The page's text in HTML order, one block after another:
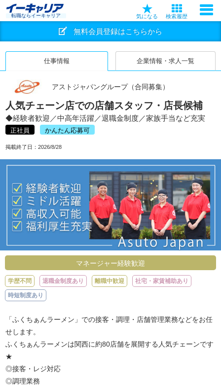
転職ならイーキャリア 気になる 検索履歴
無料会員登録はこちらから
仕事情報 企業情報・求人一覧
アストジャパングループ（合同募集）
人気チェーン店での店舗スタッフ・店長候補
◆経験者歓迎／中高年活躍／退職金制度／家族手当など充実
正社員 かんたん応募可
掲載終了日： 2026/8/28
マネージャー経験歓迎
学歴不問 退職金制度あり 離職中歓迎 社宅・家賃補助あり
時短制度あり
「ふくちぁんラーメン」での接客・調理・店舗管理業務などをお任
せします。
ふくちぁんラーメンは関西に約80店舗を展開する人気チェーンです
★
◎接客・レジ対応
◎調理業務